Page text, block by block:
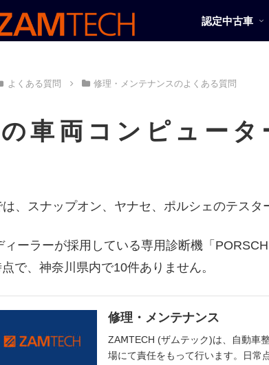
認定中古車
よくある質問 修理・メンテナンスのよくある質問
車両コンピュー
、スナップオン、ヤナセ、ポルシェのテスタ
ィーラーが採用している専用診断機「
で、神奈川県内で10件ありません。
修理・メンテナンス
ZAⅯTECH (ザムテック)は、自動車
場にて責任をもって行います。日常